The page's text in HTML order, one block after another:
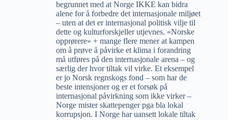
begrunnet med at Norge IKKE kan bidra
alene for å forbedre det internasjonale miljøet
– uten at det er internasjonal politisk vilje til
dette og kulturforskjeller utjevnes. «Norske
opprørere» + mange flere mener at kampen
om å prøve å påvirke et klima i forandring
må utføres på den internasjonale arena – og
særlig der hvor tiltak vil virke. Et eksempel
er jo Norsk regnskogs fond – som har de
beste intensjoner og er et forsøk på
internasjonal påvirkning som ikke virker –
Norge mister skattepenger pga bla lokal
korrupsjon. I Norge har uansett lokale tiltak